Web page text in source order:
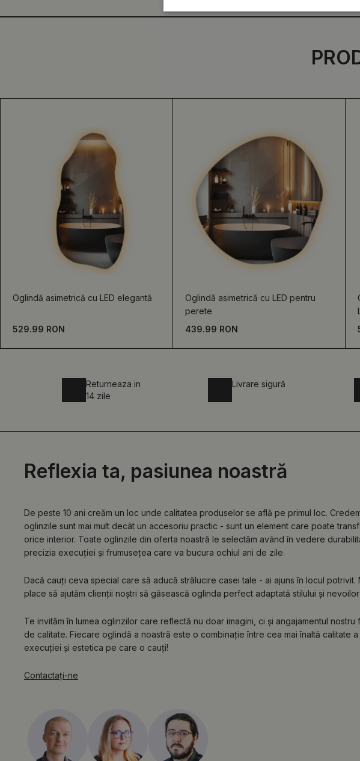
Oglindă asimetrică cu LED elegantă
529.99 RON
Oglindă asimetrică cu LED pentru
perete
439.99 RON
Returneaza in
14 zile
Livrare sigură
Reflexia ta, pasiunea noastră
De peste 10 ani creăm un loc unde calitatea produselor se află pe primul loc.
oglinzile sunt mai mult decât un accesoriu practic - sunt un element care poate
orice interior. Toate oglinzile din oferta noastră le selectăm având în vedere
precizia execuției și frumusețea care va bucura ochiul ani de zile.
Dacă cauți ceva special care să aducă strălucire casei tale - ai ajuns în locul potrivit.
place să ajutăm clienții noștri să găsească oglinda perfect adaptată stilului și nevoilor
Te invităm în lumea oglinzilor care reflectă nu doar imagini, ci și angajamentul nostru
de calitate. Fiecare oglindă a noastră este o combinație între cea mai înaltă calitate a
execuției și estetica pe care o cauți!
Contactaţi-ne